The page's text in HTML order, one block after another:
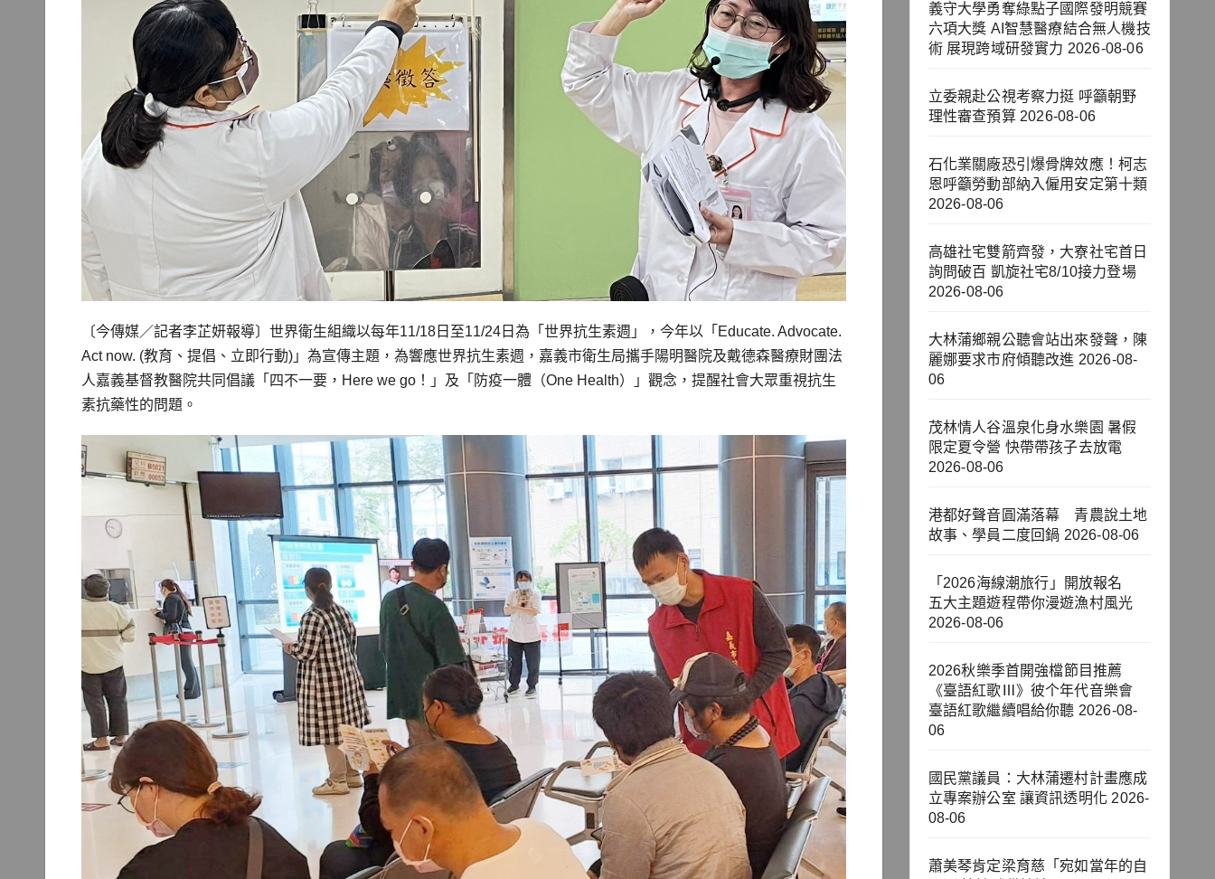
〔今傳媒／記者李芷妍報導〕世界衛生組織以每年11/18日至11/24日為「世界抗生素週」，今年以「Educate. Advocate.
Act now. (教育、提倡、立即行動)」為宣傳主題，為響應世界抗生素週，嘉義市衛生局攜手陽明醫院及戴德森醫療財團法
人嘉義基督教醫院共同倡議「四不一要，Here we go！」及「防疫一體（One Health）」觀念，提醒社會大眾重視抗生
素抗藥性的問題。
義守大學勇奪綠點子國際發明競賽
六項大獎 AI智慧醫療結合無人機技
術 展現跨域研發實力 2026-08-06
立委親赴公視考察力挺 呼籲朝野
理性審查預算 2026-08-06
石化業關廠恐引爆骨牌效應！柯志
恩呼籲勞動部納入僱用安定第十類
2026-08-06
高雄社宅雙箭齊發，大寮社宅首日
詢問破百 凱旋社宅8/10接力登場
2026-08-06
大林蒲鄉親公聽會站出來發聲，陳
麗娜要求市府傾聽改進 2026-08-
06
茂林情人谷溫泉化身水樂園 暑假
限定夏令營 快帶帶孩子去放電
2026-08-06
港都好聲音圓滿落幕 青農說土地
故事、學員二度回鍋 2026-08-06
「2026海線潮旅行」開放報名
五大主題遊程帶你漫遊漁村風光
2026-08-06
2026秋樂季首開強檔節目推薦
《臺語紅歌Ⅲ》彼个年代音樂會
臺語紅歌繼續唱給你聽 2026-08-
06
國民黨議員：大林蒲遷村計畫應成
立專案辦公室 讓資訊透明化 2026-
08-06
蕭美琴肯定梁育慈「宛如當年的自